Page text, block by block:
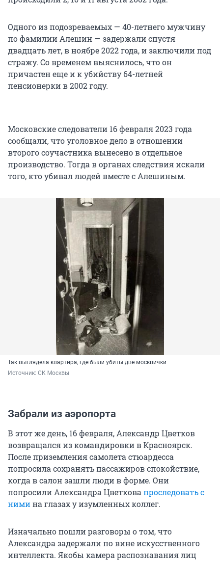
Одного из подозреваемых — 40-летнего мужчину
по фамилии Алешин — задержали спустя
двадцать лет, в ноябре 2022 года, и заключили под
стражу. Со временем выяснилось, что он
причастен еще и к убийству 64-летней
пенсионерки в 2002 году.
Московские следователи 16 февраля 2023 года
сообщали, что уголовное дело в отношении
второго соучастника вынесено в отдельное
производство. Тогда в органах следствия искали
того, кто убивал людей вместе с Алешиным.
Так выглядела квартира, где были убиты две москвички
Источник: СК Москвы
Забрали из аэропорта
В этот же день, 16 февраля, Александр Цветков
возвращался из командировки в Красноярск.
После приземления самолета стюардесса
попросила сохранять пассажиров спокойствие,
когда в салон зашли люди в форме. Они
попросили Александра Цветковапроследовать с
нимина глазах у изумленных коллег.
Изначально пошли разговоры о том, что
Александра задержали по вине искусственного
интеллекта. Якобы камера распознавания лиц